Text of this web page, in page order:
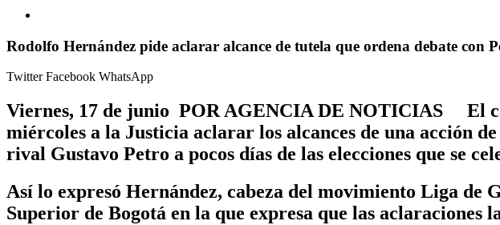
Rodolfo Hernández pide aclarar alcance de tutela que ordena debate con
TwitterFacebook WhatsApp
Viernes, 17 de junio POR AGENCIA DE NOTICIAS El
miércoles a la Justicia aclarar los alcances de una acción
rival Gustavo Petro a pocos días de las elecciones que se
Así lo expresó Hernández, cabeza del movimiento Liga
Superior de Bogotá en la que expresa que las